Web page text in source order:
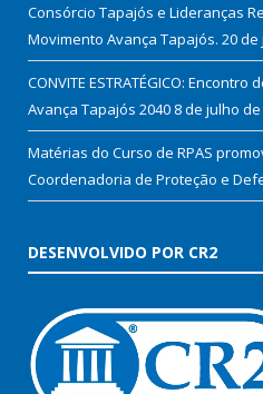
Consórcio Tapajós e Lideranças
Movimento Avança Tapajós. 20 de
CONVITE ESTRATÉGICO:
Avança Tapajós 2040 8 de julho de
Matérias do Curso de RPAS
Coordenadoria de Proteção e
DESENVOLVIDO POR CR2